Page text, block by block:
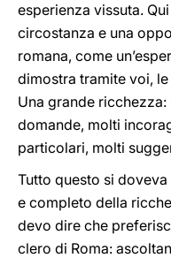
esperienza vissuta.
circostanza e una
romana, come
dimostra tramite voi,
Una grande
domande, molti
particolari, molti
Tutto questo si
e completo della
devo dire che
clero di Roma: